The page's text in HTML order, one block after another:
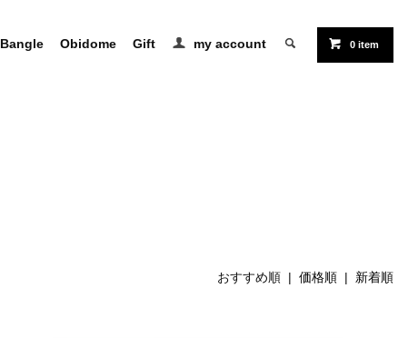
Bangle Obidome Gift my account 0 item
おすすめ順 |価格順 | 新着順